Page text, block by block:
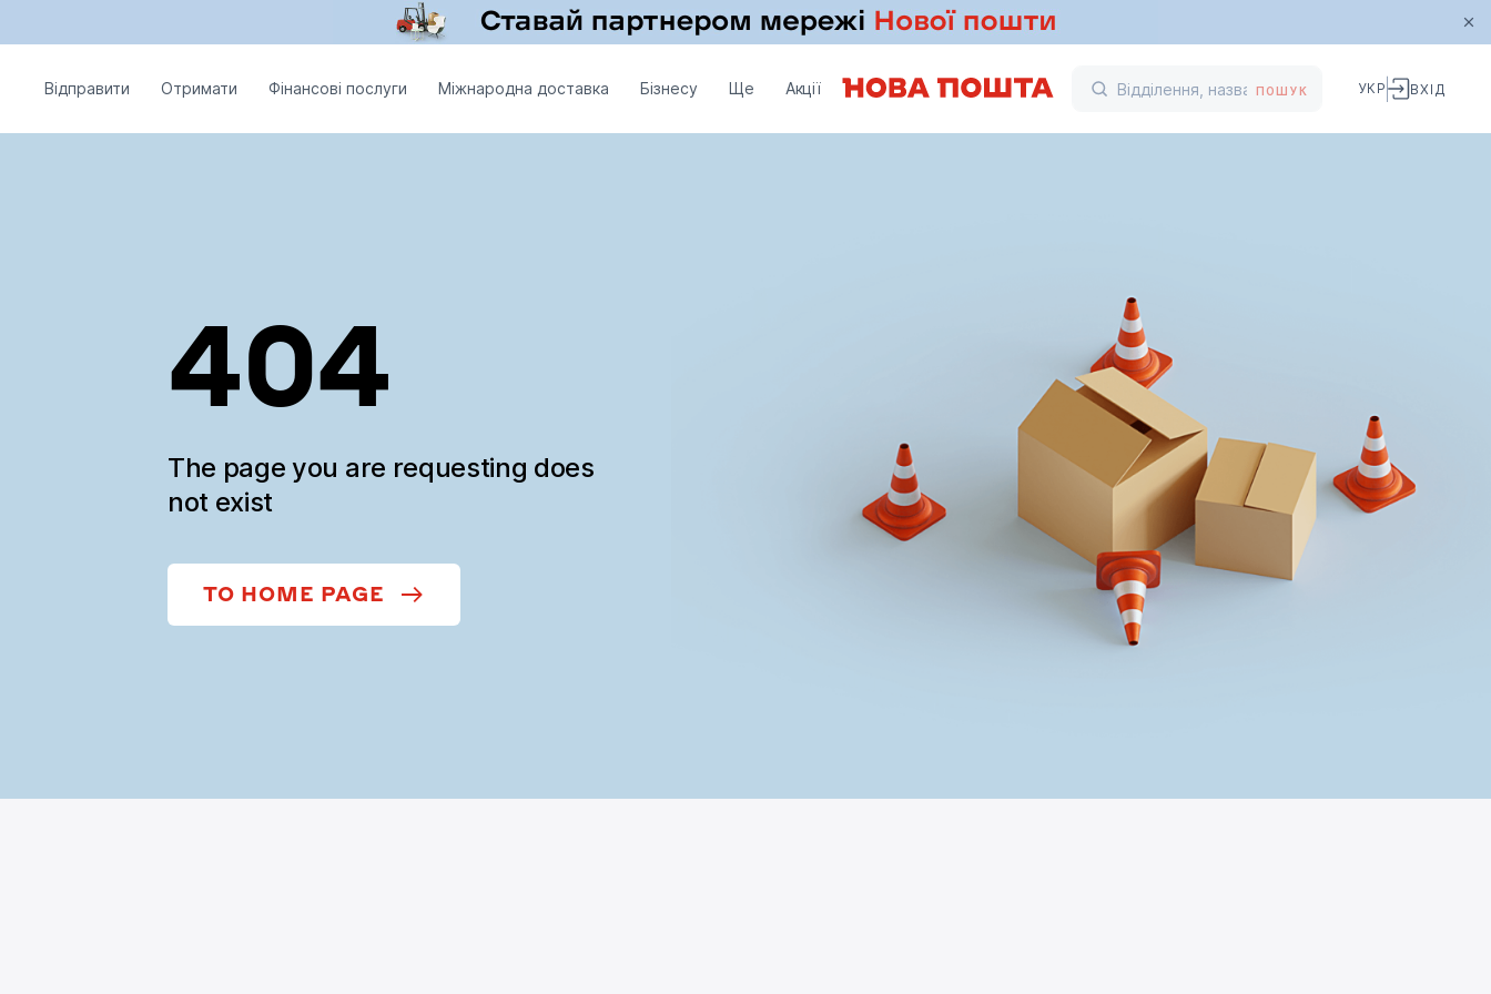
Відправити Отримати Фінансові послуги Міжнародна доставка Бізнесу Ще Акції ПОШУК УКР ВХІД
404
The page you are requesting does
not exist
TO HOME PAGE